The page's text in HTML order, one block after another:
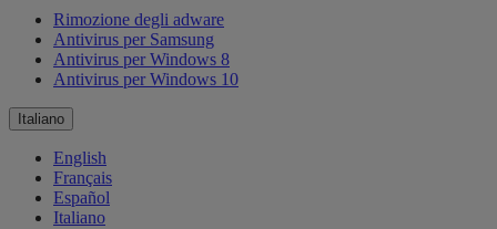
Rimozione degli adware
Antivirus per Samsung
Antivirus per Windows 8
Antivirus per Windows 10
Italiano
English
Français
Español
Italiano